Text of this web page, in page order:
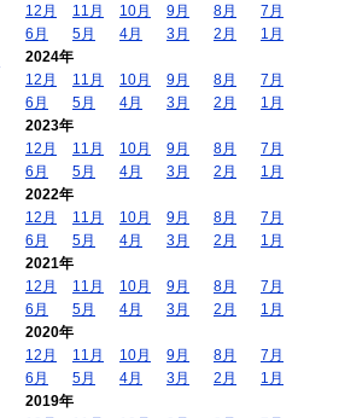
12月
11月 10月 9月 8月
7月
6月
5月 4月 3月 2月
1月
2024年
12月
11月 10月 9月 8月
7月
6月
5月 4月 3月 2月
1月
2023年
12月
11月 10月 9月 8月
7月
6月
5月 4月 3月 2月
1月
2022年
12月
11月 10月 9月 8月
7月
6月
5月 4月 3月 2月
1月
2021年
12月
11月 10月 9月 8月
7月
6月
5月 4月 3月 2月
1月
2020年
12月
11月 10月 9月 8月
7月
6月
5月 4月 3月 2月
1月
2019年